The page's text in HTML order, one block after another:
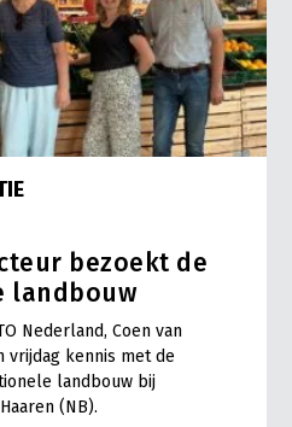
bezoekt de
landbouw
Nederland, Coen van
vrijdag kennis met de
landbouw bij
(NB).